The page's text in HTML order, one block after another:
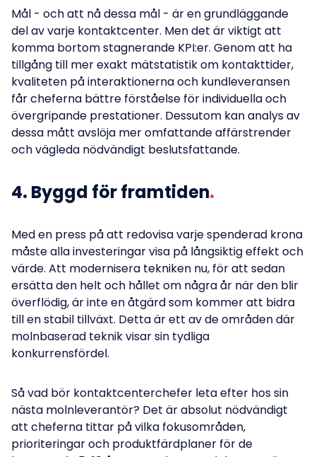
Mål - och att nå dessa mål - är en grundläggande
del av varje kontaktcenter. Men det är viktigt att
komma bortom stagnerande KPI:er. Genom att ha
tillgång till mer exakt mätstatistik om kontakttider,
kvaliteten på interaktionerna och kundleveransen
får cheferna bättre förståelse för individuella och
övergripande prestationer. Dessutom kan analys av
dessa mått avslöja mer omfattande affärstrender
och vägleda nödvändigt beslutsfattande.
4. Byggd för framtiden
Med en press på att redovisa varje spenderad krona
måste alla investeringar visa på långsiktig effekt och
värde. Att modernisera tekniken nu, för att sedan
ersätta den helt och hållet om några år när den blir
överflödig, är inte en åtgärd som kommer att bidra
till en stabil tillväxt. Detta är ett av de områden där
molnbaserad teknik visar sin tydliga
konkurrensfördel.
Så vad bör kontaktcenterchefer leta efter hos sin
nästa molnleverantör? Det är absolut nödvändigt
att cheferna tittar på vilka fokusområden,
prioriteringar och produktfärdplaner för de